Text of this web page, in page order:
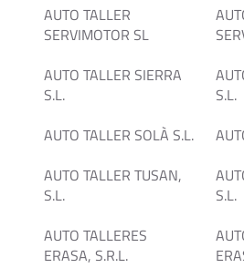
AUTO TALLER
SERVIMOTOR SL
AUTO TALLER SIERRA
S.L.
S.L.
AUTO TALLER SOLÀ S.L.
AUTO TALLER TUSAN,
S.L.
S.L.
AUTO TALLERES
ERASA, S.R.L.